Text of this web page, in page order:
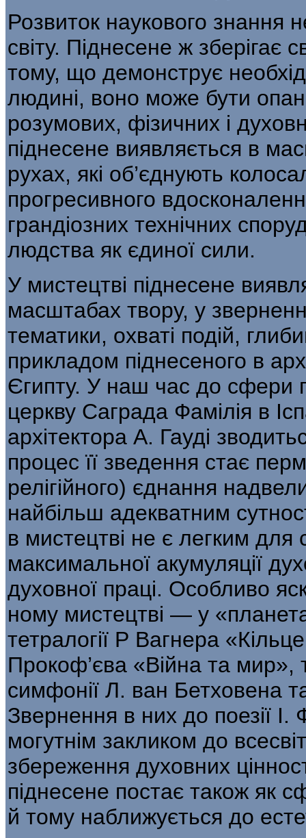
Розвиток наукового знання
світу. Піднесене ж
тому, що демонструє
людині, воно може бути
розумових, фізичних і
піднесене виявляється в
рухах, які об’єднують
прогресивного
грандіозних технічних
людства як єдиної сили.
У мистецтві піднесене
масшта­бах твору, у
тематики, охваті подій,
прикладом піднесеного в
Єгипту. У наш час до сфери
церкву Саграда Фамілія в
архітектора А. Гауді
процес її зведення стає
релігійного) єднан­ня
найбільш адекватним
в мистецтві не є легким для
максимальної акумуляції
духовної праці. Особливо
ному мистецтві — у
тетралогії Р Вагнера
Прокоф’єва «Війна та мир»,
симфонії Л. ван Бетховена
Звернення в них до поезії
могутнім закликом до
збереження духовних
піднесене постає також як
й тому наближується до